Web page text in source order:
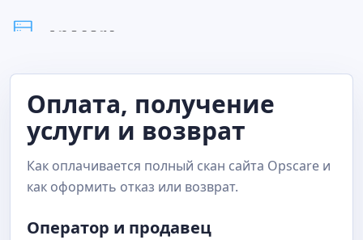
Оплата, получение
услуги и возврат
Как оплачивается полный скан сайта Opscare и
как оформить отказ или возврат.
Оператор и продавец